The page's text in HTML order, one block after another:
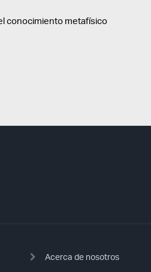
conocimiento metafísico
Acerca de nosotros